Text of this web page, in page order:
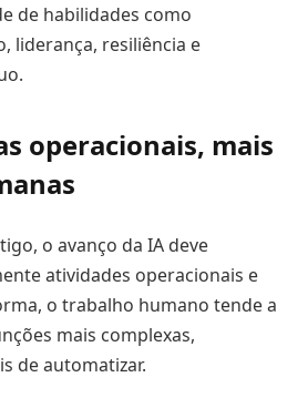
de habilidades como
liderança, resiliência e
operacionais, mais
o avanço da IA deve
atividades operacionais e
o trabalho humano tende a
mais complexas,
de automatizar.